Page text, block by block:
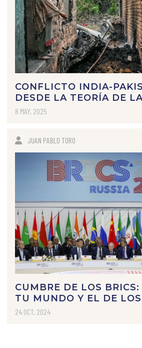
CONFLICTO INDIA-
DESDE LA TEORÍA DE
8 MAY, 2025
JUAN PABLO TORO
CUMBRE DE LOS
TU MUNDO Y EL DE
24 OCT, 2024